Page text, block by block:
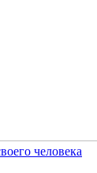
человека